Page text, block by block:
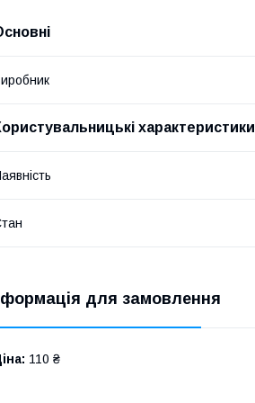
характеристики
для замовлення
110 ₴